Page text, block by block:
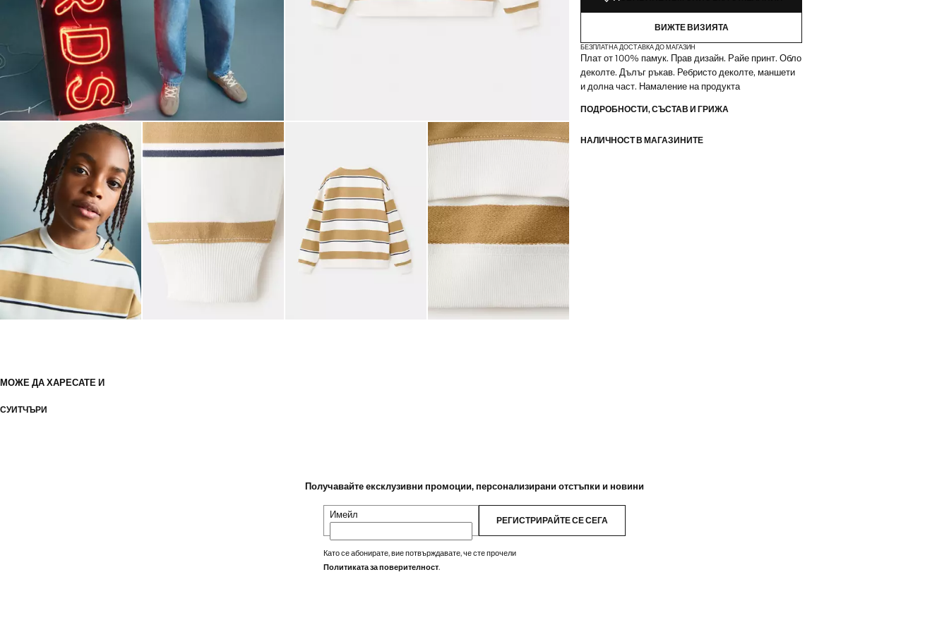
ВИЖТЕ ВИЗИЯТА
БЕЗПЛАТНА ДОСТАВКА ДО МАГАЗИН
Плат от 100% памук. Прав дизайн. Райе принт. Обло
деколте. Дълъг ръкав. Ребристо деколте, маншети
и долна част. Намаление на продукта
ПОДРОБНОСТИ, СЪСТАВ И ГРИЖА
НАЛИЧНОСТ В МАГАЗИНИТЕ
МОЖЕ ДА ХАРЕСАТЕ И
СУИТЧЪРИ
Получавайте ексклузивни промоции, персонализирани отстъпки и новини
Имейл РЕГИСТРИРАЙТЕ СЕ СЕГА
Като се абонирате, вие потвърждавате, че сте прочели
Политиката за поверителност.